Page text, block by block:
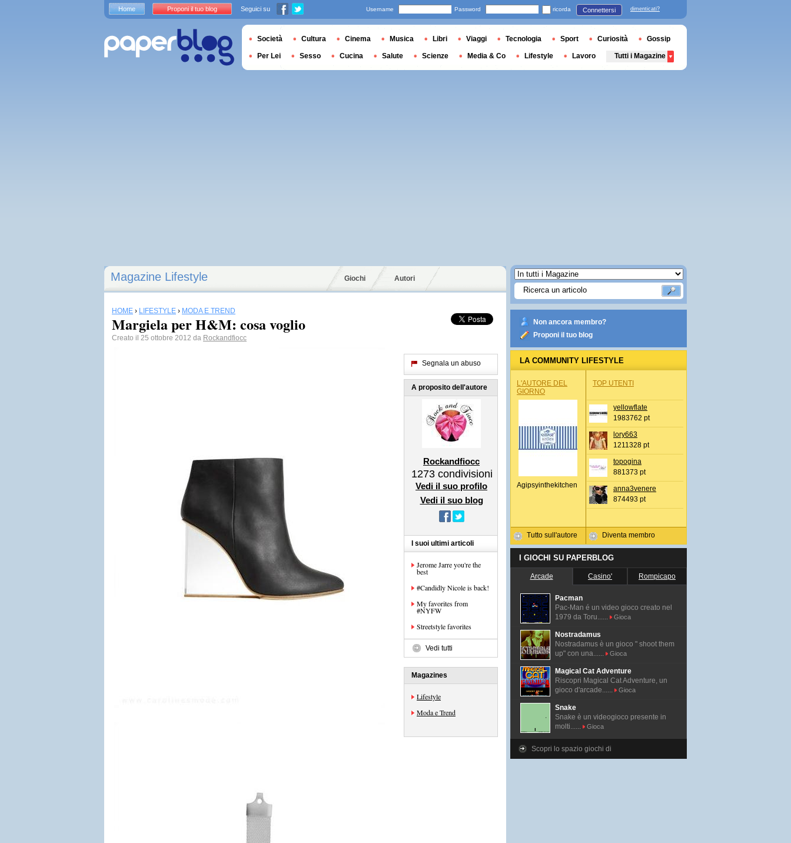
Magazine Lifestyle Giochi Autori
HOME › LIFESTYLE › MODA E TREND
Margiela per H&M: cosa voglio
Creato il 25 ottobre 2012 da Rockandfiocc
Segnala un abuso
A proposito dell'autore
Rockandfiocc
1273 condivisioni
Vedi il suo profilo
Vedi il suo blog
I suoi ultimi articoli
Jerome Jarre you're the
best
#Candidly Nicole is back!
My favorites from
#NYFW
Streetstyle favorites
Vedi tutti
Magazines
Lifestyle
Moda e Trend
Non ancora membro?
Proponi il tuo blog
LA COMMUNITY LIFESTYLE
L'AUTORE DEL
GIORNO
Agipsyinthekitchen
Tutto sull'autore
TOP UTENTI
yellowflate
1983762 pt
lory663
1211328 pt
topogina
881373 pt
anna3venere
874493 pt
Diventa membro
I GIOCHI SU PAPERBLOG
Arcade Casino' Rompicapo
Pacman
Pac-Man é un video gioco creato nel
1979 da Toru......
Gioca
Nostradamus
Nostradamus è un gioco " shoot them
up" con una......
Gioca
Magical Cat Adventure
Riscopri Magical Cat Adventure, un
gioco d'arcade......
Gioca
Snake
Snake è un videogioco presente in
molti......
Gioca
Scopri lo spazio giochi di
Home Proponi il tuo blog Seguici su Username Password ricorda Connettersi dimenticati?
Società Cultura Cinema Musica Libri Viaggi Tecnologia Sport Curiosità Gossip
Per Lei Sesso Cucina Salute Scienze Media & Co Lifestyle Lavoro Tutti i Magazine